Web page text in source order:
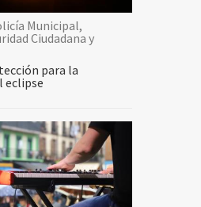
Municipal,
Ciudadana y
para la
eclipse